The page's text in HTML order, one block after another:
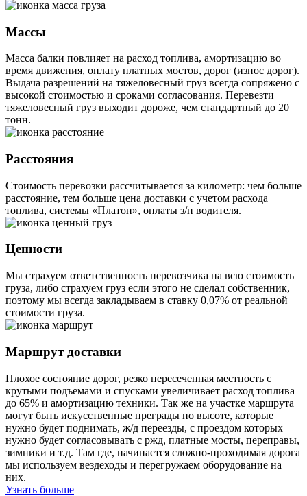
Массы
Масса балки повлияет на расход топлива, амортизацию во
время движения, оплату платных мостов, дорог (износ дорог).
Выдача разрешений на тяжеловесный груз всегда сопряжено с
высокой стоимостью и сроками согласования. Перевезти
тяжеловесный груз выходит дороже, чем стандартный до 20
тонн.
Расстояния
Стоимость перевозки рассчитывается за километр: чем больше
расстояние, тем больше цена доставки с учетом расхода
топлива, системы «Платон», оплаты з/п водителя.
Ценности
Мы страхуем ответственность перевозчика на всю стоимость
груза, либо страхуем груз если этого не сделал собственник,
поэтому мы всегда закладываем в ставку 0,07% от реальной
стоимости груза.
Маршрут доставки
Плохое состояние дорог, резко пересеченная местность с
крутыми подъемами и спусками увеличивает расход топлива
до 65% и амортизацию техники. Так же на участке маршрута
могут быть искусственные преграды по высоте, которые
нужно будет поднимать, ж/д переезды, с проездом которых
нужно будет согласовывать с ржд, платные мосты, переправы,
зимники и т.д. Там где, начинается сложно-проходимая дорога
мы используем вездеходы и перегружаем оборудование на
них.
Узнать больше